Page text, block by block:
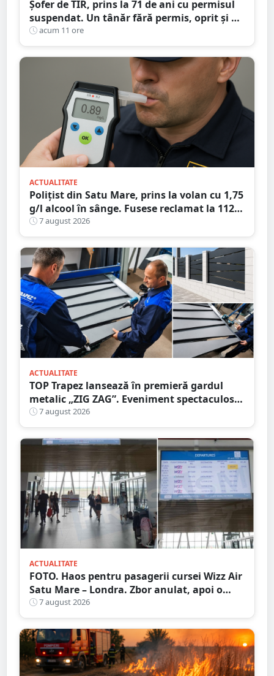
Șofer de TIR, prins la 71 de ani cu permisul
suspendat. Un tânăr fără permis, oprit și el
la Petea
acum 11 ore
ACTUALITATE
Polițist din Satu Mare, prins la volan cu 1,75
g/l alcool în sânge. Fusese reclamat la 112
că circula pe contrasens
7 august 2026
ACTUALITATE
TOP Trapez lansează în premieră gardul
metalic „ZIG ZAG”. Eveniment spectaculos
în Grădina Romei
7 august 2026
ACTUALITATE
FOTO. Haos pentru pasagerii cursei Wizz Air
Satu Mare – Londra. Zbor anulat, apoi o
nouă întârziere. Fără explicații clare
7 august 2026